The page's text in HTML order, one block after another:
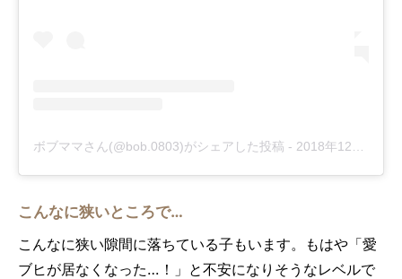
ボブママさん(@bob.0803)がシェアした投稿 - 2018年12月月12日午前2時15分PST
こんなに狭いところで…
こんなに狭い隙間に落ちている子もいます。もはや「愛
ブヒが居なくなった…！」と不安になりそうなレベルで